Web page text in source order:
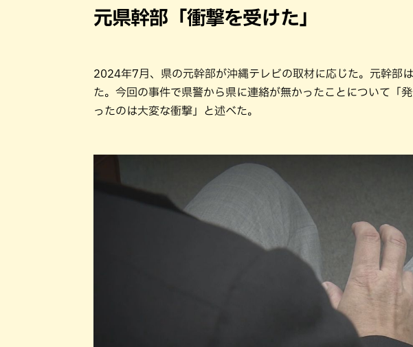
元県幹部「衝撃を受けた」
2024年7月、県の元幹部が沖縄テレビの取材に応じた。元幹部
た。今回の事件で県警から県に連絡が無かったことについて「
ったのは大変な衝撃」と述べた。